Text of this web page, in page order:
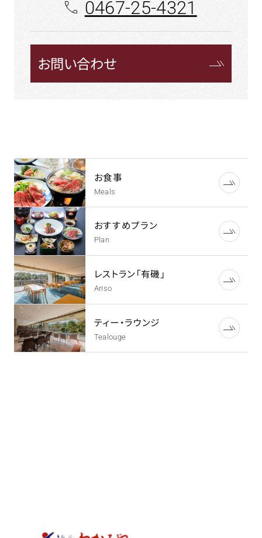
0467-25-4321
お問い合わせ
お食事
Meals
おすすめプラン
Plan
レストラン「有磯」
Ariso
ティー・ラウンジ
Tealouge